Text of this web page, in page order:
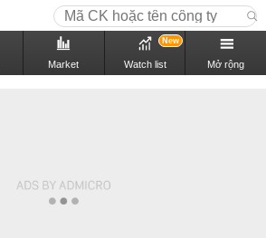
Market Watch list
New
Mở rộng